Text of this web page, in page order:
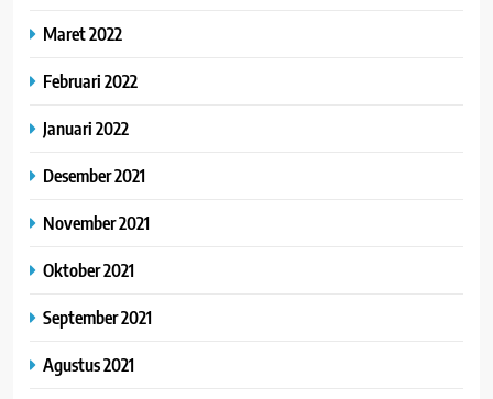
Maret 2022
Februari 2022
Januari 2022
Desember 2021
November 2021
Oktober 2021
September 2021
Agustus 2021